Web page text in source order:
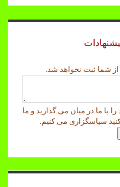
از شما ثبت نخواهد شد.
با ما در میان می گذارید و ما
سپاسگزاری می کنیم.